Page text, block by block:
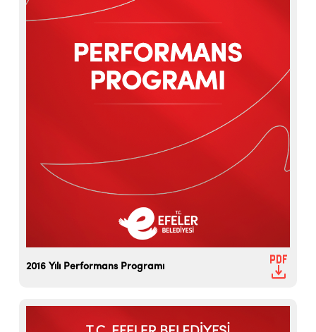
2016 Yılı Performans Programı